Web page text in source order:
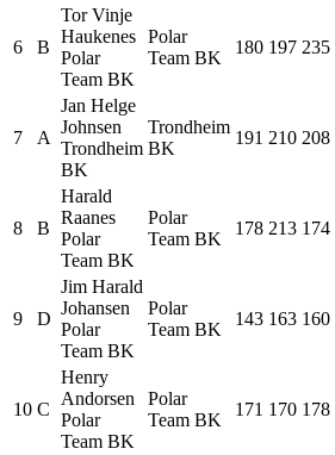
6 B
Tor Vinje
Haukenes
Polar
Team BK
Polar
Team BK
180 197 235
7 A
Jan Helge
Johnsen
Trondheim
BK
Trondheim
BK
191 210 208
8 B
Harald
Raanes
Polar
Team BK
Polar
Team BK
178 213 174
9 D
Jim Harald
Johansen
Polar
Team BK
Polar
Team BK
143 163 160
10 C
Henry
Andorsen
Polar
Team BK
Polar
Team BK
171 170 178